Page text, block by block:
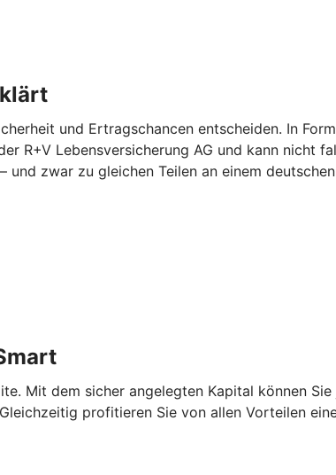
und Ertragschancen entscheiden. In
R+V Lebensversicherung AG und kann nicht
zwar zu gleichen Teilen an einem
Mit dem sicher angelegten Kapital können
profitieren Sie von allen Vorteilen